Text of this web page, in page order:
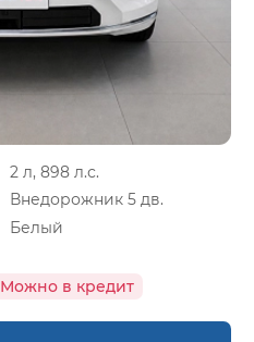
2 л, 898 л.с.
Внедорожник 5 дв.
Белый
Можно в кредит